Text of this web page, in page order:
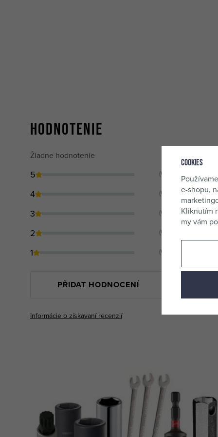
Hodnotenie
Žiadne hodnotenie
5 (0)
4 (0)
3 (0)
2 (0)
1 (0)
PŘIDAT HODNOCENÍ
Informácie o získavaní recenzií
Cookies
e-shopu,
Kliknutím
my vám